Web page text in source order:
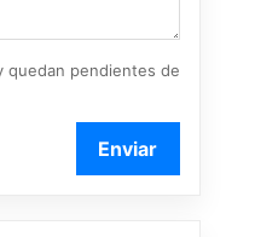
quedan pendientes de
Enviar